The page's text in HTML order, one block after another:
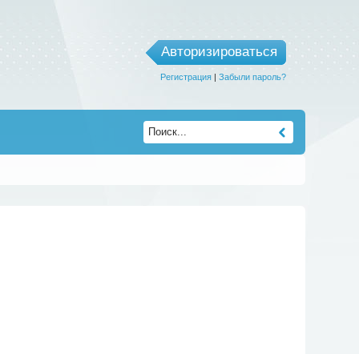
Авторизироваться
Регистрация| Забыли пароль?